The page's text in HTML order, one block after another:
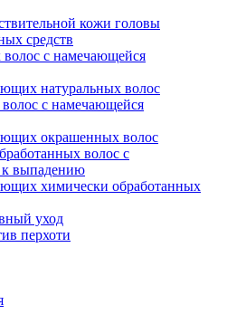
кожи головы
средств
волос с намечающейся
натуральных волос
с намечающейся
окрашенных волос
волос с
к выпадению
химически обработанных
уход
перхоти